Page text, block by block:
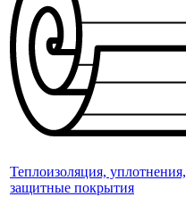
Теплоизоляция, уплотнения,
защитные покрытия